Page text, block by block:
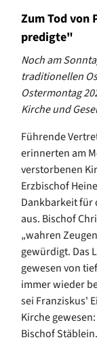
Zum Tod von
predigte"
Noch am
traditionellen
Ostermontag
Kirche und
Führende
erinnerten am
verstorbenen
Erzbischof
Dankbarkeit für
aus. Bischof
„wahren
gewürdigt. Das
gewesen von
immer wieder
sei Franziskus'
Kirche
Bischof Stäblein.